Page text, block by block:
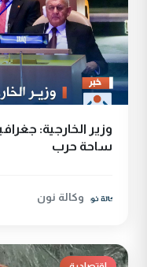
وزير الخارجية:
ساحة حرب
وكالة نون